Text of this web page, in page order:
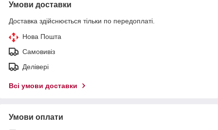
Умови доставки
Доставка здійснюється тільки по передоплаті.
Нова Пошта
Самовивіз
Делівері
Всі умови доставки
Умови оплати